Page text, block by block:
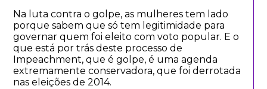
Na luta contra o golpe, as mulheres tem lado
porque sabem que só tem legitimidade para
governar quem foi eleito com voto popular. E o
que está por trás deste processo de
Impeachment, que é golpe, é uma agenda
extremamente conservadora, que foi derrotada
nas eleições de 2014.